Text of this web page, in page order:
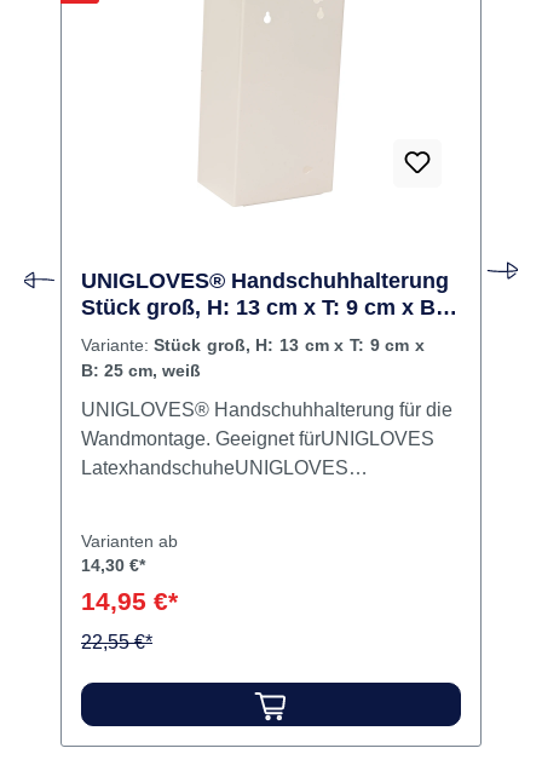
UNIGLOVES® Handschuhhalterung
Stück groß, H: 13 cm x T: 9 cm x B:
25 cm, weiß
Variante: Stück groß, H: 13 cm x T: 9 cm x
B: 25 cm, weiß
UNIGLOVES® Handschuhhalterung für die
Wandmontage. Geeignet fürUNIGLOVES
LatexhandschuheUNIGLOVES
Varianten ab
14,30 €*
14,95 €*
22,55 €*